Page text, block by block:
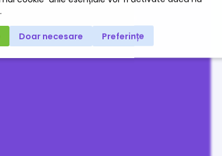
cu utilizarea datelor mele pentru